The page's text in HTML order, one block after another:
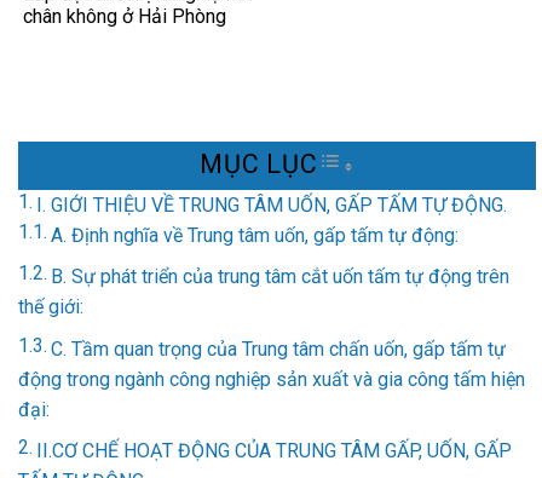
MỤC LỤC TOGGLE TABLE OF
I. GIỚI THIỆU VỀ TRUNG TÂM UỐN, GẤP TẤM TỰ ĐỘNG.
A. Định nghĩa về Trung tâm uốn, gấp tấm tự động:
B. Sự phát triển của trung tâm cắt uốn tấm tự động trên
thế giới:
C. Tầm quan trọng của Trung tâm chấn uốn, gấp tấm tự
động trong ngành công nghiệp sản xuất và gia công tấm hiện
đại:
II.CƠ CHẾ HOẠT ĐỘNG CỦA TRUNG TÂM GẤP, UỐN, GẤP
chân không ở Hải Phòng